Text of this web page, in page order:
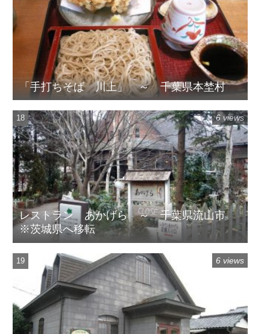
「手打ちそば 川上」 ～ 千葉県本埜村
レストラン あかげら ～ 千葉県流山市
※茨城県へ移転
6 views
6 views